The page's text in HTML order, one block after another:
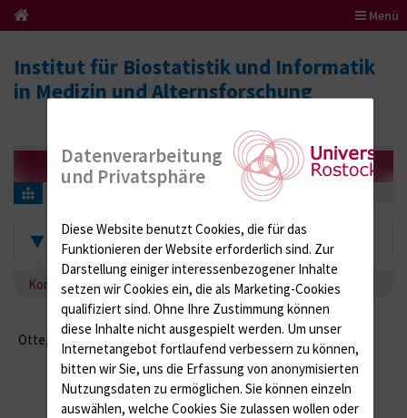
Menü
Institut für Biostatistik und Informatik
in Medizin und Alternsforschung
Kontakt Benjamin Otte
Benjamin Otte
Kontakt Benjamin Otte
Otte, Benjamin
benjamin.otte{bei}uni-
rostock.de
494.7309
Datenverarbeitung
und Privatsphäre
Diese Website benutzt Cookies, die für das
Funktionieren der Website erforderlich sind. Zur
Darstellung einiger interessenbezogener Inhalte
setzen wir Cookies ein, die als Marketing-Cookies
qualifiziert sind. Ohne Ihre Zustimmung können
diese Inhalte nicht ausgespielt werden. Um unser
Internetangebot fortlaufend verbessern zu können,
bitten wir Sie, uns die Erfassung von anonymisierten
Nutzungsdaten zu ermöglichen. Sie können einzeln
auswählen, welche Cookies Sie zulassen wollen oder